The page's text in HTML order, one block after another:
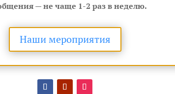
— не чаще 1-2 раз в неделю.
Наши мероприятия